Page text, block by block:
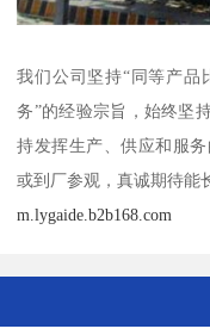
我们公司坚持“同等产品
务”的经验宗旨，始终坚
持发挥生产、供应和服
或到厂参观，真诚期待能
m.lygaide.b2b168.com